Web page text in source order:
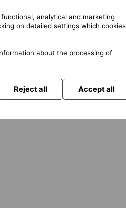
analytical and marketing
on detailed settings which cookies
about the processing of
Reject all Accept all